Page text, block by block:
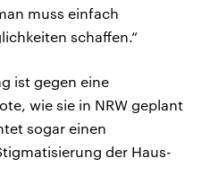
muss einfach
schaffen.“
ist gegen eine
wie sie in NRW geplant
sogar einen
der Haus-